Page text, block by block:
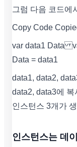
그럼 다음 코드에
Copy Code
var data1 Data
Data = data1
data1, data2,
data2, data3에 복
인스턴스 3개가
인스턴스는 데